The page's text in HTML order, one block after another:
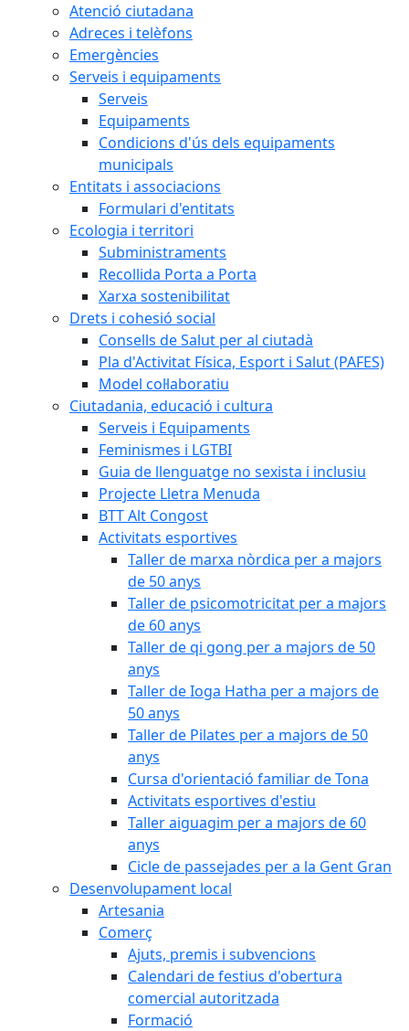
Atenció ciutadana
Adreces i telèfons
Emergències
Serveis i equipaments
Serveis
Equipaments
Condicions d'ús dels equipaments
municipals
Entitats i associacions
Formulari d'entitats
Ecologia i territori
Subministraments
Recollida Porta a Porta
Xarxa sostenibilitat
Drets i cohesió social
Consells de Salut per al ciutadà
Pla d'Activitat Física, Esport i Salut (PAFES)
Model col·laboratiu
Ciutadania, educació i cultura
Serveis i Equipaments
Feminismes i LGTBI
Guia de llenguatge no sexista i inclusiu
Projecte Lletra Menuda
BTT Alt Congost
Activitats esportives
Taller de marxa nòrdica per a majors
de 50 anys
Taller de psicomotricitat per a majors
de 60 anys
Taller de qi gong per a majors de 50
anys
Taller de Ioga Hatha per a majors de
50 anys
Taller de Pilates per a majors de 50
anys
Cursa d'orientació familiar de Tona
Activitats esportives d'estiu
Taller aiguagim per a majors de 60
anys
Cicle de passejades per a la Gent Gran
Desenvolupament local
Artesania
Comerç
Ajuts, premis i subvencions
Calendari de festius d'obertura
comercial autoritzada
Formació